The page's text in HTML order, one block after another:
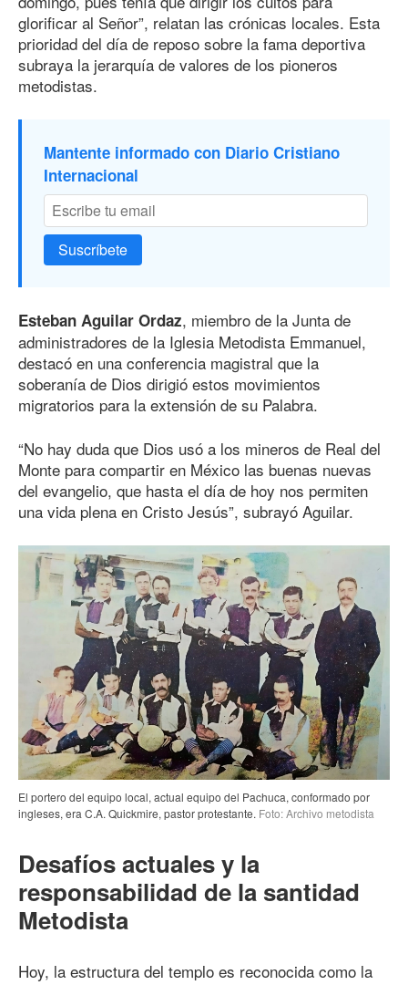
glorificar al Señor”, relatan las crónicas locales. Esta
prioridad del día de reposo sobre la fama deportiva
subraya la jerarquía de valores de los pioneros
metodistas.
Mantente informado con Diario Cristiano
Internacional
Suscríbete
Esteban Aguilar Ordaz, miembro de la Junta de
administradores de la Iglesia Metodista Emmanuel,
destacó en una conferencia magistral que la
soberanía de Dios dirigió estos movimientos
migratorios para la extensión de su Palabra.
“No hay duda que Dios usó a los mineros de Real del
Monte para compartir en México las buenas nuevas
del evangelio, que hasta el día de hoy nos permiten
una vida plena en Cristo Jesús”, subrayó Aguilar.
El portero del equipo local, actual equipo del Pachuca, conformado por
ingleses, era C.A. Quickmire, pastor protestante. Foto: Archivo metodista
Desafíos actuales y la
responsabilidad de la santidad
Metodista
Hoy, la estructura del templo es reconocida como la